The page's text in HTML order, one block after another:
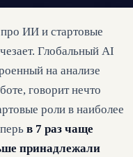
ИИ и стартовые
Глобальный AI
на анализе
говорит нечто
роли в наиболее
в 7 раз чаще
принадлежали